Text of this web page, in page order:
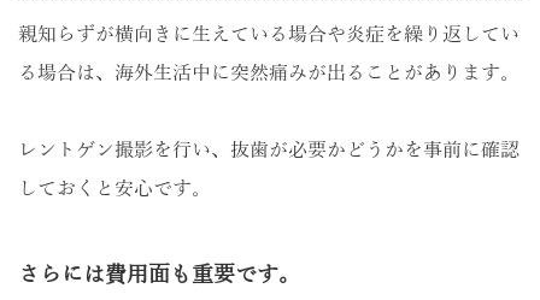
親知らずが横向きに生えている場合や炎症を繰り返してい
る場合は、海外生活中に突然痛みが出ることがあります。
レントゲン撮影を行い、抜歯が必要かどうかを事前に確認
しておくと安心です。
さらには費用面も重要です。